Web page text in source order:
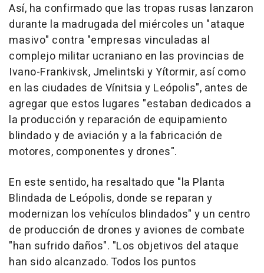
Así, ha confirmado que las tropas rusas lanzaron
durante la madrugada del miércoles un "ataque
masivo" contra "empresas vinculadas al
complejo militar ucraniano en las provincias de
Ivano-Frankivsk, Jmelintski y Yítormir, así como
en las ciudades de Vínitsia y Leópolis", antes de
agregar que estos lugares "estaban dedicados a
la producción y reparación de equipamiento
blindado y de aviación y a la fabricación de
motores, componentes y drones".
En este sentido, ha resaltado que "la Planta
Blindada de Leópolis, donde se reparan y
modernizan los vehículos blindados" y un centro
de producción de drones y aviones de combate
"han sufrido daños". "Los objetivos del ataque
han sido alcanzado. Todos los puntos